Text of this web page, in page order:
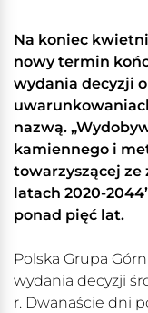
Na koniec
nowy termin
wydania decyzji
nazwą.
kamiennego i
towarzyszącej ze
latach 2020-
ponad pięć lat.
Polska Grupa
wydania decyzji
r. Dwanaście dni